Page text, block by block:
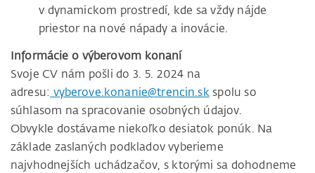
v dynamickom prostredí, kde sa vždy nájde
priestor na nové nápady a inovácie.
Informácie o výberovom konaní
Svoje CV nám pošli do 3. 5. 2024 na
adresu: vyberove.konanie@trencin.skspolu so
súhlasom na spracovanie osobných údajov.
Obvykle dostávame niekoľko desiatok ponúk. Na
základe zaslaných podkladov vyberieme
najvhodnejších uchádzačov, s ktorými sa dohodneme